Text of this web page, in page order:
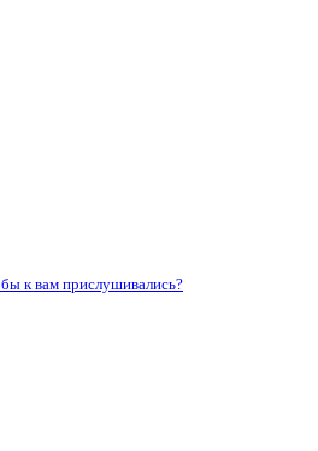
к вам прислушивались?